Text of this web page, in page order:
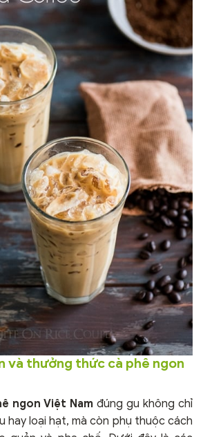
và thưởng thức cà phê ngon
ngon Việt Nam đúng gu không chỉ
hay loại hạt, mà còn phụ thuộc cách